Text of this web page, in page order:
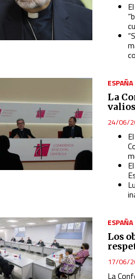
ESPAÑA
La
24/06/
ESPAÑA
Los
17/06/
La